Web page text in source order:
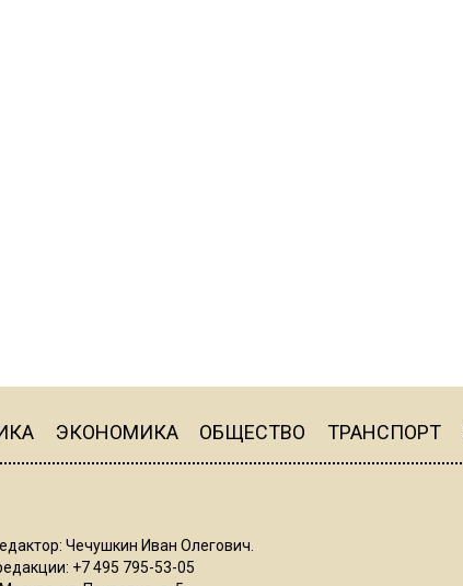
ЭКОНОМИКА ОБЩЕСТВО ТРАНСПОРТ
Чечушкин Иван Олегович.
+7 495 795-53-05